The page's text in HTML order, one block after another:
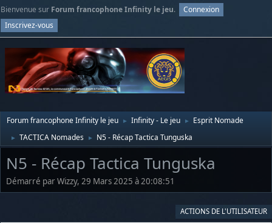
Bienvenue sur Forum francophone Infinity le jeu.
Connexion
Inscrivez-vous
Forum francophone Infinity le jeu ► Infinity - Le jeu ► Esprit Nomade
► TACTICA Nomades ► N5 - Récap Tactica Tunguska
N5 - Récap Tactica Tunguska
Démarré par Wizzy, 29 Mars 2025 à 20:08:51
ACTIONS DE L'UTILISATEUR